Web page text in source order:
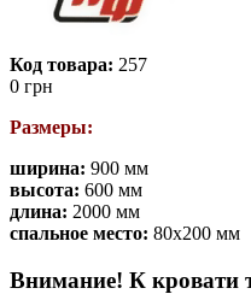
Код товара: 257
0 грн
Размеры:
ширина: 900 мм
высота: 600 мм
длина: 2000 мм
спальное место: 80х200 мм
Внимание! К кровати